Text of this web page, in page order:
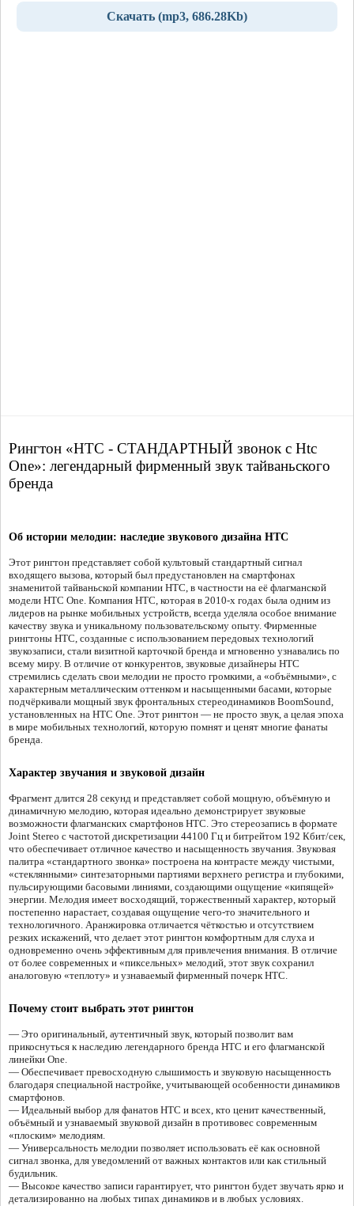
Скачать (mp3, 686.28Kb)
Рингтон «HTC - СТАНДАРТНЫЙ звонок с Htc
One»: легендарный фирменный звук тайваньского
бренда
Об истории мелодии: наследие звукового дизайна HTC
Этот рингтон представляет собой культовый стандартный сигнал
входящего вызова, который был предустановлен на смартфонах
знаменитой тайваньской компании HTC, в частности на её флагманской
модели HTC One. Компания HTC, которая в 2010-х годах была одним из
лидеров на рынке мобильных устройств, всегда уделяла особое внимание
качеству звука и уникальному пользовательскому опыту. Фирменные
рингтоны HTC, созданные с использованием передовых технологий
звукозаписи, стали визитной карточкой бренда и мгновенно узнавались по
всему миру. В отличие от конкурентов, звуковые дизайнеры HTC
стремились сделать свои мелодии не просто громкими, а «объёмными», с
характерным металлическим оттенком и насыщенными басами, которые
подчёркивали мощный звук фронтальных стереодинамиков BoomSound,
установленных на HTC One. Этот рингтон — не просто звук, а целая эпоха
в мире мобильных технологий, которую помнят и ценят многие фанаты
бренда.
Характер звучания и звуковой дизайн
Фрагмент длится 28 секунд и представляет собой мощную, объёмную и
динамичную мелодию, которая идеально демонстрирует звуковые
возможности флагманских смартфонов HTC. Это стереозапись в формате
Joint Stereo с частотой дискретизации 44100 Гц и битрейтом 192 Кбит/сек,
что обеспечивает отличное качество и насыщенность звучания. Звуковая
палитра «стандартного звонка» построена на контрасте между чистыми,
«стеклянными» синтезаторными партиями верхнего регистра и глубокими,
пульсирующими басовыми линиями, создающими ощущение «кипящей»
энергии. Мелодия имеет восходящий, торжественный характер, который
постепенно нарастает, создавая ощущение чего-то значительного и
технологичного. Аранжировка отличается чёткостью и отсутствием
резких искажений, что делает этот рингтон комфортным для слуха и
одновременно очень эффективным для привлечения внимания. В отличие
от более современных и «пиксельных» мелодий, этот звук сохранил
аналоговую «теплоту» и узнаваемый фирменный почерк HTC.
Почему стоит выбрать этот рингтон
— Это оригинальный, аутентичный звук, который позволит вам
прикоснуться к наследию легендарного бренда HTC и его флагманской
линейки One.
— Обеспечивает превосходную слышимость и звуковую насыщенность
благодаря специальной настройке, учитывающей особенности динамиков
смартфонов.
— Идеальный выбор для фанатов HTC и всех, кто ценит качественный,
объёмный и узнаваемый звуковой дизайн в противовес современным
«плоским» мелодиям.
— Универсальность мелодии позволяет использовать её как основной
сигнал звонка, для уведомлений от важных контактов или как стильный
будильник.
— Высокое качество записи гарантирует, что рингтон будет звучать ярко и
детализированно на любых типах динамиков и в любых условиях.